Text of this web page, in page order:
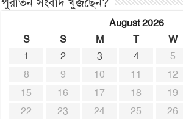
August 2026
S
S M T W
1
2 3 4 5
8
9 10 11 12
15
16 17 18 19
22
23 24 25 26